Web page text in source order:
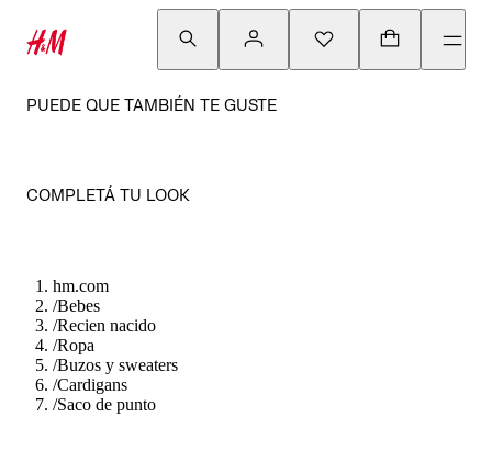
PUEDE QUE TAMBIÉN TE GUSTE
COMPLETÁ TU LOOK
hm.com
/Bebes
/Recien nacido
/Ropa
/Buzos y sweaters
/Cardigans
/Saco de punto